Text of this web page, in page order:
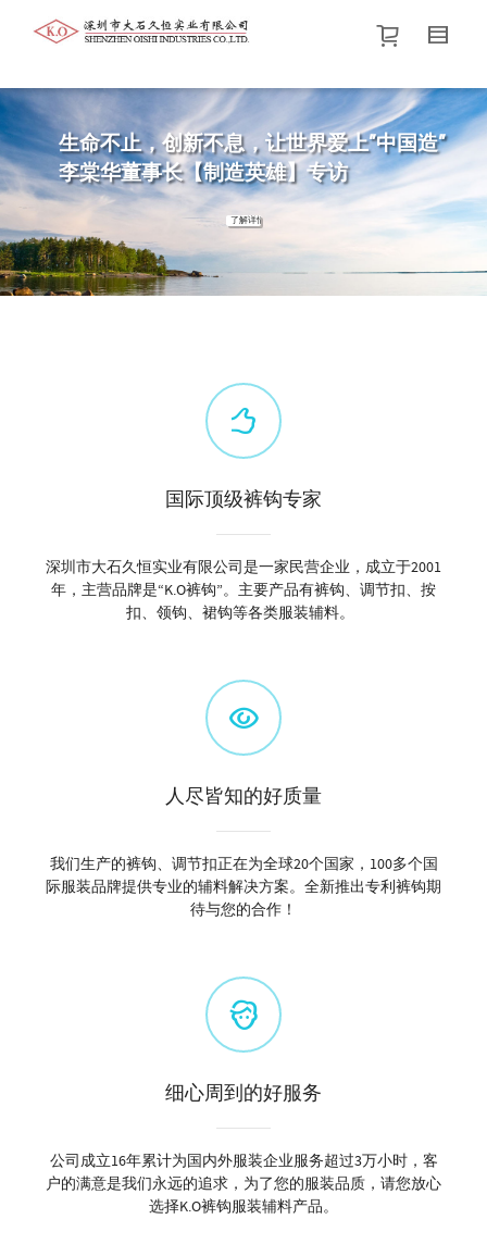
帮我查找新的衬衫尺码
价格介于
默认品牌
查找产品！
生命不止，创新不息，让世界爱上”中国造”
李棠华董事长【制造英雄】专访
了解详情
国际顶级裤钩专家
深圳市大石久恒实业有限公司是一家民营企业，成立于2001
年，主营品牌是“K.O裤钩”。主要产品有裤钩、调节扣、按
扣、领钩、裙钩等各类服装辅料。
人尽皆知的好质量
我们生产的裤钩、调节扣正在为全球20个国家，100多个国
际服装品牌提供专业的辅料解决方案。全新推出专利裤钩期
待与您的合作！
细心周到的好服务
公司成立16年累计为国内外服装企业服务超过3万小时，客
户的满意是我们永远的追求，为了您的服装品质，请您放心
选择K.O裤钩服装辅料产品。